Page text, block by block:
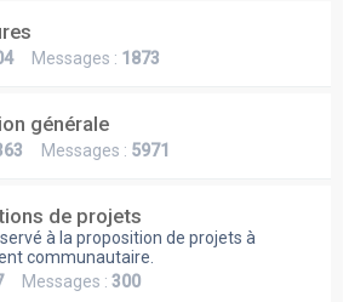
Messages : 1873
générale
Messages : 5971
de projets
à la proposition de projets à
communautaire.
Messages : 300